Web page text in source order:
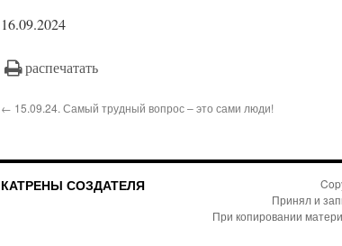
16.09.2024
распечатать
← 15.09.24. Самый трудный вопрос – это сами люди!
КАТРЕНЫ СОЗДАТЕЛЯ
Принял и
При копировании